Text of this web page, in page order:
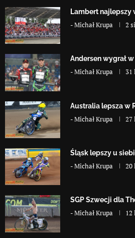
Lambert najlepszy
-Michał Krupa 2
Andersen wygrał
-Michał Krupa 31
Australia lepsza w
-Michał Krupa 27
Śląsk lepszy u
-Michał Krupa 20
SGP Szwecji dla
-Michał Krupa 12